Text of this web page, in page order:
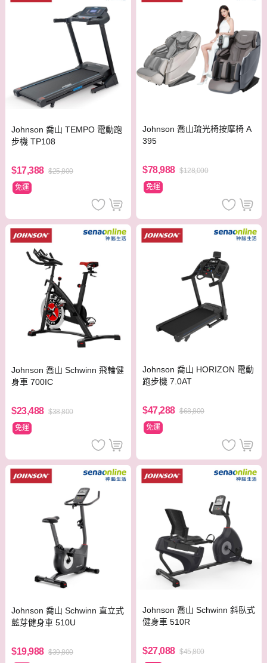
Johnson 喬山 TEMPO 電動跑
步機 TP108
$17,388 $25,800
免運
Johnson 喬山琉光椅按摩椅 A
395
$78,988 $128,000
免運
Johnson 喬山 Schwinn 飛輪健
身車 700IC
$23,488 $38,800
免運
Johnson 喬山 HORIZON 電動
跑步機 7.0AT
$47,288 $68,800
免運
Johnson 喬山 Schwinn 直立式
藍芽健身車 510U
$19,988 $39,800
Johnson 喬山 Schwinn 斜臥式
健身車 510R
$27,088 $45,800